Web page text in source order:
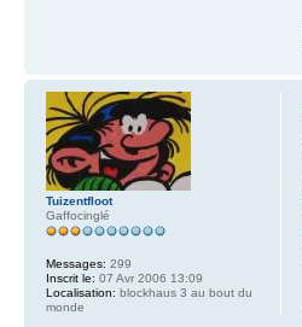
Tuizentfloot
Gaffocinglé
Messages: 299
Inscrit le: 07 Avr 2006 13:09
Localisation: blockhaus 3 au bout du
monde